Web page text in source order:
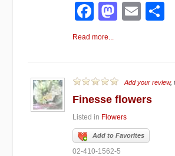
F
a
e
b
o
o
k
M
o
d
o
n
E
e
Read more...
Add your review,
Finesse flowers
Listed in Flowers
Add to Favorites
02-410-1562-5